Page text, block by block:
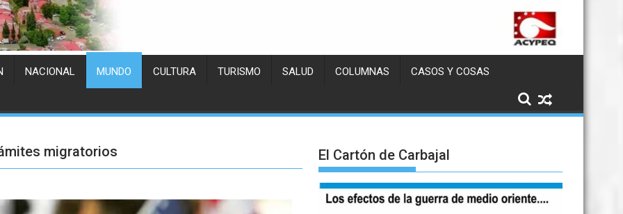
NACIONAL MUNDO CULTURA TURISMO SALUD COLUMNAS CASOS Y COSAS
migratorios El Cartón de Carbajal